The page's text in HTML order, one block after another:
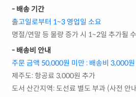
- 배송 기간
출고일로부터 1~3 영업일 소요
명절/연말 등 물량 증가 시 1~2일 추가될
- 배송비 안내
주문 금액 50,000원 미만 : 배송비 3,000원
제주도: 항공료 3,000원 추가
도서 산간지역: 도선료 별도 부과 (사전 안